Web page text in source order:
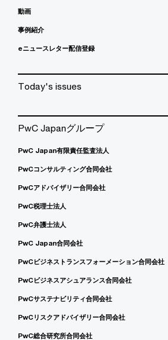
動画
事例紹介
eニュースレター配信登録
Today's issues
PwC Japanグループ
PwC Japan有限責任監査法人
PwCコンサルティング合同会社
PwCアドバイザリー合同会社
PwC税理士法人
PwC弁護士法人
PwC Japan合同会社
PwCビジネストランスフォーメーション合同会社
PwCビジネスアシュアランス合同会社
PwCサステナビリティ合同会社
PwCリスクアドバイザリー合同会社
PwC総合研究所合同会社